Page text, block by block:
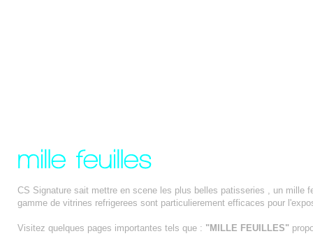
CS Signature sait mettre en scene les plus belles patisseries , un mille
gamme de vitrines refrigerees sont particulierement efficaces pour
Visitez quelques pages importantes tels que : "MILLE FEUILLES"